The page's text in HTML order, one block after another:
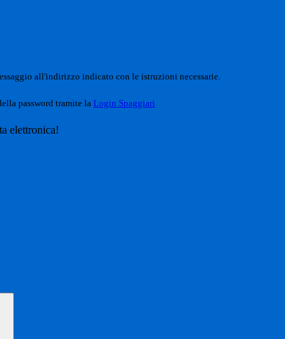
all'indirizzo indicato con le istruzioni necessarie.
password tramite la Login Spaggiari
elettronica!